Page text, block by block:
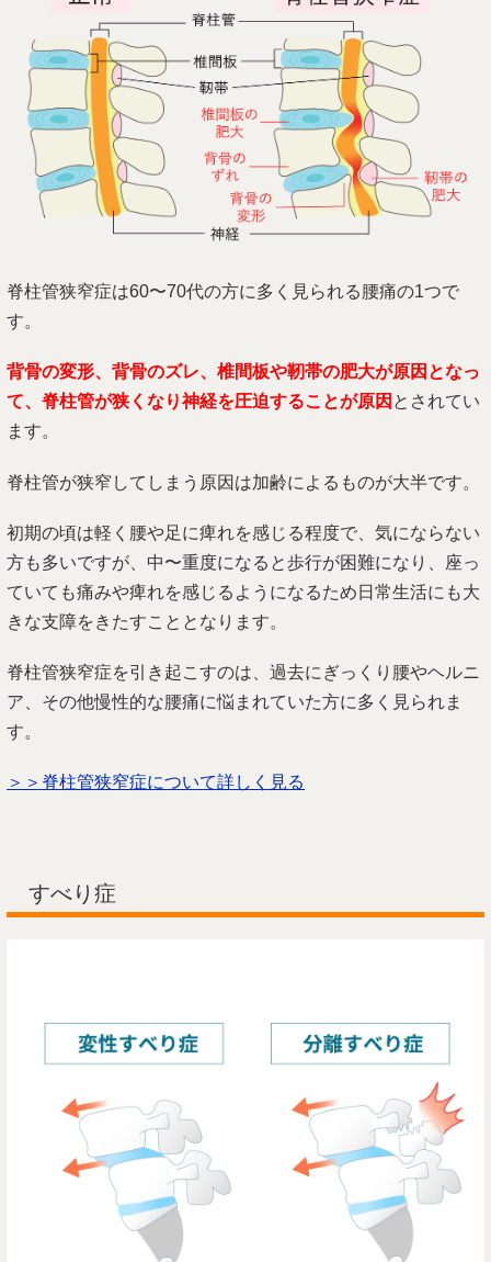
脊柱管狭窄症は60〜70代の方に多く見られる腰痛の1つで
す。
背骨の変形、背骨のズレ、椎間板や靭帯の肥大が原因となっ
て、脊柱管が狭くなり神経を圧迫することが原因 とされてい
ます。
脊柱管が狭窄してしまう原因は加齢によるものが大半です。
初期の頃は軽く腰や足に痺れを感じる程度で、気にならない
方も多いですが、中〜重度になると歩行が困難になり、座っ
ていても痛みや痺れを感じるようになるため日常生活にも大
きな支障をきたすこととなります。
脊柱管狭窄症を引き起こすのは、過去にぎっくり腰やヘルニ
ア、その他慢性的な腰痛に悩まれていた方に多く見られま
す。
＞＞脊柱管狭窄症について詳しく見る
すべり症